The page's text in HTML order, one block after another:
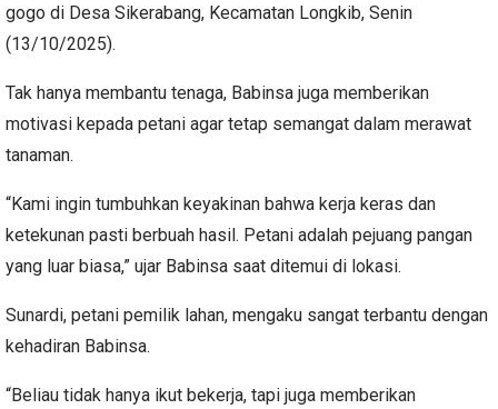
gogo di Desa Sikerabang, Kecamatan Longkib, Senin
(13/10/2025).
Tak hanya membantu tenaga, Babinsa juga memberikan
motivasi kepada petani agar tetap semangat dalam merawat
tanaman.
“Kami ingin tumbuhkan keyakinan bahwa kerja keras dan
ketekunan pasti berbuah hasil. Petani adalah pejuang pangan
yang luar biasa,” ujar Babinsa saat ditemui di lokasi.
Sunardi, petani pemilik lahan, mengaku sangat terbantu dengan
kehadiran Babinsa.
“Beliau tidak hanya ikut bekerja, tapi juga memberikan